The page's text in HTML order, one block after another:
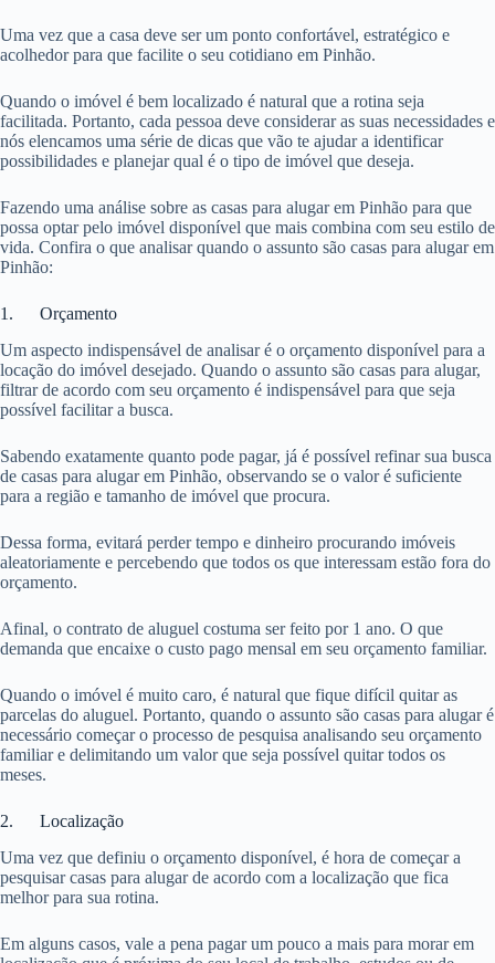
Uma vez que a casa deve ser um ponto confortável, estratégico e
acolhedor para que facilite o seu cotidiano em Pinhão.
Quando o imóvel é bem localizado é natural que a rotina seja
facilitada. Portanto, cada pessoa deve considerar as suas necessidades e
nós elencamos uma série de dicas que vão te ajudar a identificar
possibilidades e planejar qual é o tipo de imóvel que deseja.
Fazendo uma análise sobre as casas para alugar em Pinhão para que
possa optar pelo imóvel disponível que mais combina com seu estilo de
vida. Confira o que analisar quando o assunto são casas para alugar em
Pinhão:
1. Orçamento
Um aspecto indispensável de analisar é o orçamento disponível para a
locação do imóvel desejado. Quando o assunto são casas para alugar,
filtrar de acordo com seu orçamento é indispensável para que seja
possível facilitar a busca.
Sabendo exatamente quanto pode pagar, já é possível refinar sua busca
de casas para alugar em Pinhão, observando se o valor é suficiente
para a região e tamanho de imóvel que procura.
Dessa forma, evitará perder tempo e dinheiro procurando imóveis
aleatoriamente e percebendo que todos os que interessam estão fora do
orçamento.
Afinal, o contrato de aluguel costuma ser feito por 1 ano. O que
demanda que encaixe o custo pago mensal em seu orçamento familiar.
Quando o imóvel é muito caro, é natural que fique difícil quitar as
parcelas do aluguel. Portanto, quando o assunto são casas para alugar é
necessário começar o processo de pesquisa analisando seu orçamento
familiar e delimitando um valor que seja possível quitar todos os
meses.
2. Localização
Uma vez que definiu o orçamento disponível, é hora de começar a
pesquisar casas para alugar de acordo com a localização que fica
melhor para sua rotina.
Em alguns casos, vale a pena pagar um pouco a mais para morar em